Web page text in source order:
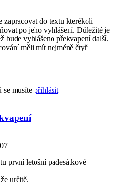
zapracovat do textu kterékoli
po jeho vyhlášení. Důležité je
bude vyhlášeno překvapení další.
měli mít nejméně čtyři
se musíte přihlásit
první letošní padesátkové
určitě.